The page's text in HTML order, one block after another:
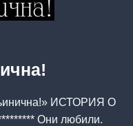
ИСТОРИЯ О
Они любили.